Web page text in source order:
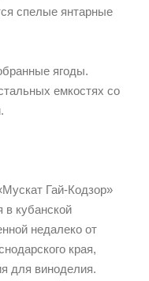
спелые янтарные
ягоды.
емкостях со
Гай-Кодзор»
в кубанской
недалеко от
края,
для виноделия.